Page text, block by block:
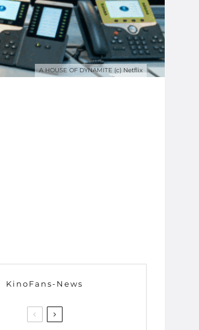
A HOUSE OF DYNAMITE (c) Netflix
KinoFans-News